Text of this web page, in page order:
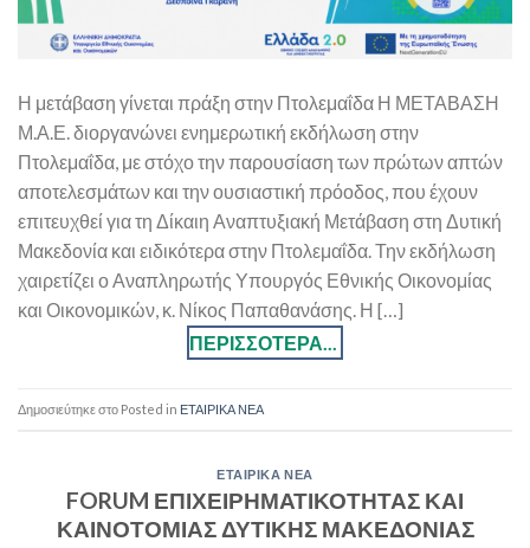
Η μετάβαση γίνεται πράξη στην Πτολεμαΐδα Η ΜΕΤΑΒΑΣΗ
Μ.Α.Ε. διοργανώνει ενημερωτική εκδήλωση στην
Πτολεμαΐδα, με στόχο την παρουσίαση των πρώτων απτών
αποτελεσμάτων και την ουσιαστική πρόοδος, που έχουν
επιτευχθεί για τη Δίκαιη Αναπτυξιακή Μετάβαση στη Δυτική
Μακεδονία και ειδικότερα στην Πτολεμαΐδα. Την εκδήλωση
χαιρετίζει ο Αναπληρωτής Υπουργός Εθνικής Οικονομίας
και Οικονομικών, κ. Νίκος Παπαθανάσης. Η […]
Posted in ΕΤΑΙΡΙΚΑ ΝΕΑ
ΕΤΑΙΡΙΚΑ ΝΕΑ
FORUM ΕΠΙΧΕΙΡΗΜΑΤΙΚΟΤΗΤΑΣ ΚΑΙ
ΚΑΙΝΟΤΟΜΙΑΣ ΔΥΤΙΚΗΣ ΜΑΚΕΔΟΝΙΑΣ